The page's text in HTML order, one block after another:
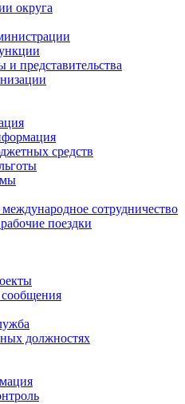
округа
и представительства
средств
сотрудничество
поездки
должностях